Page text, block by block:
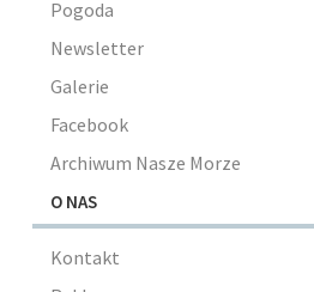
Pogoda
Newsletter
Galerie
Facebook
Archiwum Nasze Morze
O NAS
Kontakt